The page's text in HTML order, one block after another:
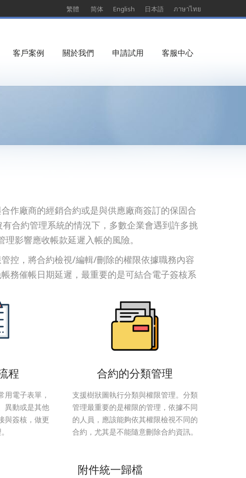
繁體 简体 English 日本語 ภาษาไทย
客戶案例 關於我們 申請試用 客服中心
作廠商的經銷合約或是與供應廠商簽訂的保固合
合約管理系統的情況下，多數企業會遇到許多挑
影響應收帳款延遲入帳的風險。
控，將合約檢視/編輯/刪除的權限依據職務內容
務催帳日期延遲，最重要的是可結合電子簽核系
程
用電子表單，
異動或是其他
與簽核，做更
合約的分類管理
支援樹狀圖執行分類與權限管理。分類
管理最重要的是權限的管理，依據不同
的人員，應該能夠依其權限檢視不同的
合約，尤其是不能隨意刪除合約資訊。
附件統一歸檔